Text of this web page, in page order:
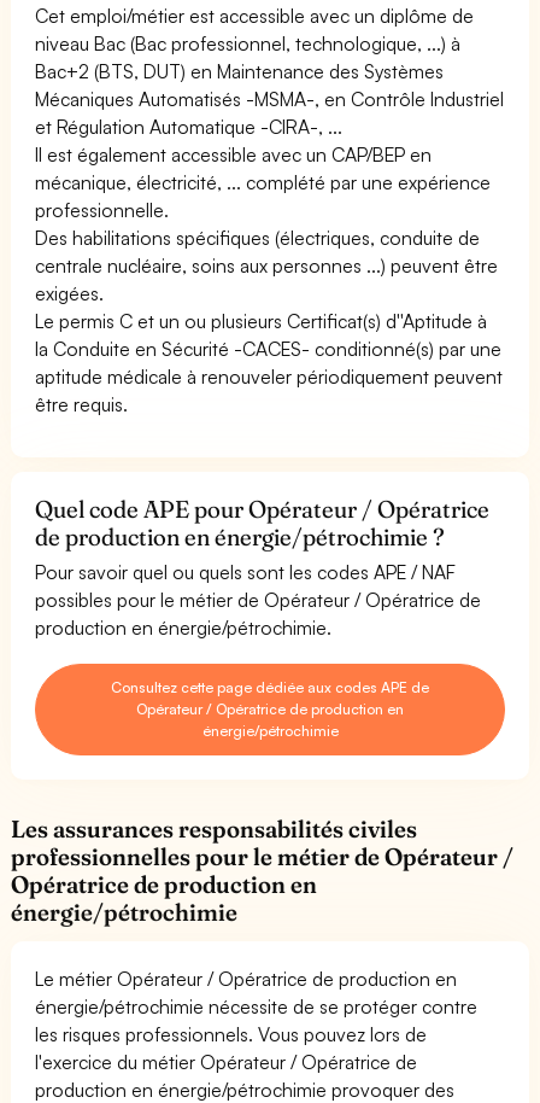
Cet emploi/métier est accessible avec un diplôme de
niveau Bac (Bac professionnel, technologique, ...) à
Bac+2 (BTS, DUT) en Maintenance des Systèmes
Mécaniques Automatisés -MSMA-, en Contrôle Industriel
et Régulation Automatique -CIRA-, ...
Il est également accessible avec un CAP/BEP en
mécanique, électricité, ... complété par une expérience
professionnelle.
Des habilitations spécifiques (électriques, conduite de
centrale nucléaire, soins aux personnes ...) peuvent être
exigées.
Le permis C et un ou plusieurs Certificat(s) d''Aptitude à
la Conduite en Sécurité -CACES- conditionné(s) par une
aptitude médicale à renouveler périodiquement peuvent
être requis.
Quel code APE pour Opérateur / Opératrice
de production en énergie/pétrochimie ?
Pour savoir quel ou quels sont les codes APE / NAF
possibles pour le métier de Opérateur / Opératrice de
production en énergie/pétrochimie.
Consultez cette page dédiée aux codes APE de
Opérateur / Opératrice de production en
énergie/pétrochimie
Les assurances responsabilités civiles
professionnelles pour le métier de Opérateur /
Opératrice de production en
énergie/pétrochimie
Le métier Opérateur / Opératrice de production en
énergie/pétrochimie nécessite de se protéger contre
les risques professionnels. Vous pouvez lors de
l'exercice du métier Opérateur / Opératrice de
production en énergie/pétrochimie provoquer des